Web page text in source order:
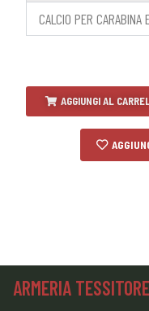
CALCIO PER CARABINA
AGGIUNGI AL
ARMERIA TESSITORE